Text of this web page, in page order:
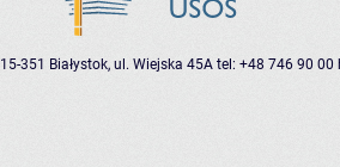
15-351 Białystok, ul. Wiejska 45A tel: +48 746 90 00